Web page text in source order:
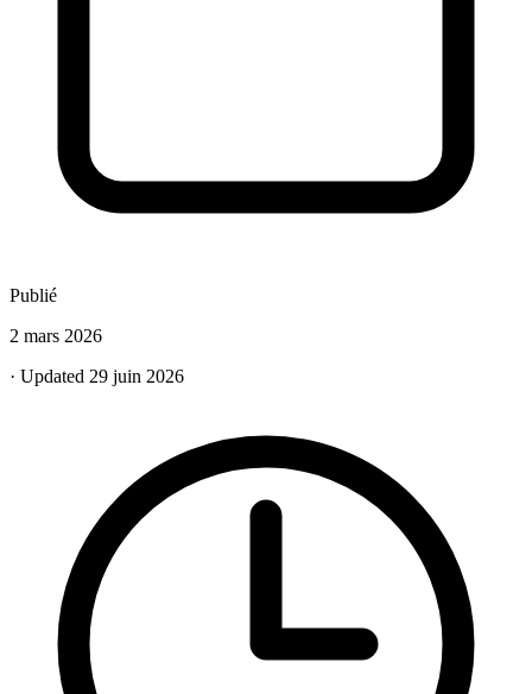
Publié
2 mars 2026
· Updated 29 juin 2026